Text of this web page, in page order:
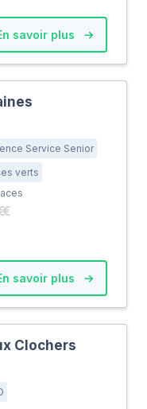
savoir plus
Service Senior
verts
savoir plus
Clochers